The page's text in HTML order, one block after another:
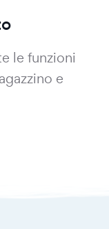
le funzioni
e